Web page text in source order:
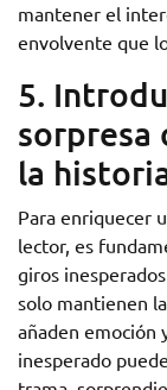
mantener el
envolvente que
5.
sorpresa
la
Para enriquecer
lector, es
giros
solo mantienen
añaden emoción
inesperado